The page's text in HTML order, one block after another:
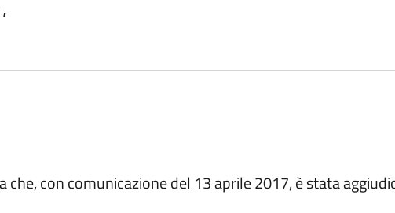
,
che, con comunicazione del 13 aprile 2017, è stata